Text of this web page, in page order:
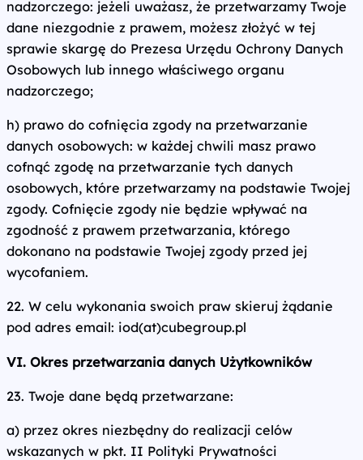
nadzorczego: jeżeli uważasz, że przetwarzamy Twoje
dane niezgodnie z prawem, możesz złożyć w tej
sprawie skargę do Prezesa Urzędu Ochrony Danych
Osobowych lub innego właściwego organu
nadzorczego;
h) prawo do cofnięcia zgody na przetwarzanie
danych osobowych: w każdej chwili masz prawo
cofnąć zgodę na przetwarzanie tych danych
osobowych, które przetwarzamy na podstawie Twojej
zgody. Cofnięcie zgody nie będzie wpływać na
zgodność z prawem przetwarzania, którego
dokonano na podstawie Twojej zgody przed jej
wycofaniem.
22. W celu wykonania swoich praw skieruj żądanie
pod adres email: iod(at)cubegroup.pl
VI. Okres przetwarzania danych Użytkowników
23. Twoje dane będą przetwarzane:
a) przez okres niezbędny do realizacji celów
wskazanych w pkt. II Polityki Prywatności